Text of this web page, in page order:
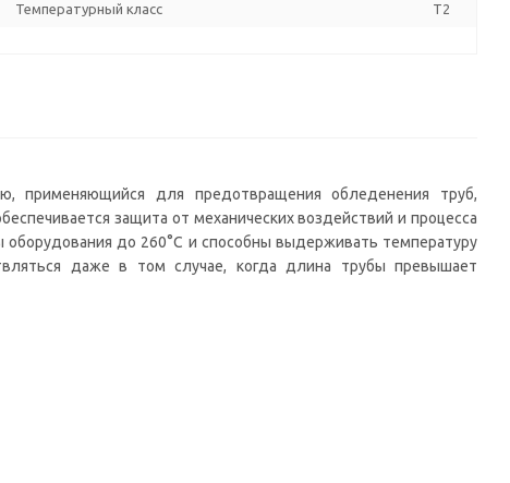
Температурный класс T2
применяющийся для предотвращения обледенения труб,
защита от механических воздействий и процесса
до 260°С и способны выдерживать температуру
даже в том случае, когда длина трубы превышает